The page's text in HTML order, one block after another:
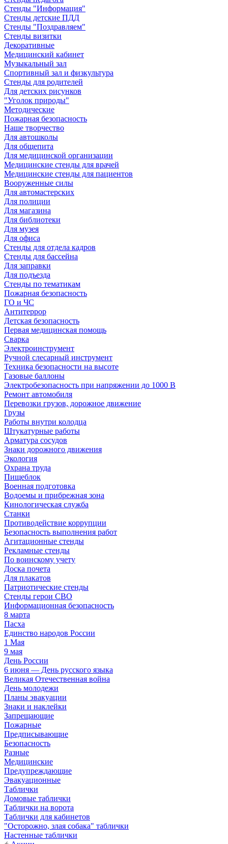
Стенды "Информация"
Стенды детские ПДД
Стенды "Поздравляем"
Стенды визитки
Декоративные
Медицинский кабинет
Музыкальный зал
Спортивный зал и физкультура
Стенды для родителей
Для детских рисунков
"Уголок природы"
Методические
Пожарная безопасность
Наше творчество
Для автошколы
Для общепита
Для медицинской организации
Медицинские стенды для врачей
Медицинские стенды для пациентов
Вооруженные силы
Для автомастерских
Для полиции
Для магазина
Для библиотеки
Для музея
Для офиса
Стенды для отдела кадров
Стенды для бассейна
Для заправки
Для подъезда
Стенды по тематикам
Пожарная безопасность
ГО и ЧС
Антитеррор
Детская безопасность
Первая медицинская помощь
Сварка
Электроинструмент
Ручной слесарный инструмент
Техника безопасности на высоте
Газовые баллоны
Электробезопасность при напряжении до 1000 В
Ремонт автомобиля
Перевозки грузов, дорожное движение
Грузы
Работы внутри колодца
Штукатурные работы
Арматура сосудов
Знаки дорожного движения
Экология
Охрана труда
Пищеблок
Военная подготовка
Водоемы и прибрежная зона
Кинологическая служба
Станки
Противодействие коррупции
Безопасность выполнения работ
Агитационные стенды
Рекламные стенды
По воинскому учету
Доска почета
Для плакатов
Патриотические стенды
Стенды герои СВО
Информационная безопасность
8 марта
Пасха
Единство народов России
1 Мая
9 мая
День России
6 июня — День русского языка
Великая Отечественная война
День молодежи
Планы эвакуации
Знаки и наклейки
Запрещающие
Пожарные
Предписывающие
Безопасность
Разные
Медицинские
Предупреждающие
Эвакуационные
Таблички
Домовые таблички
Таблички на ворота
Таблички для кабинетов
"Осторожно, злая собака" таблички
Настенные таблички